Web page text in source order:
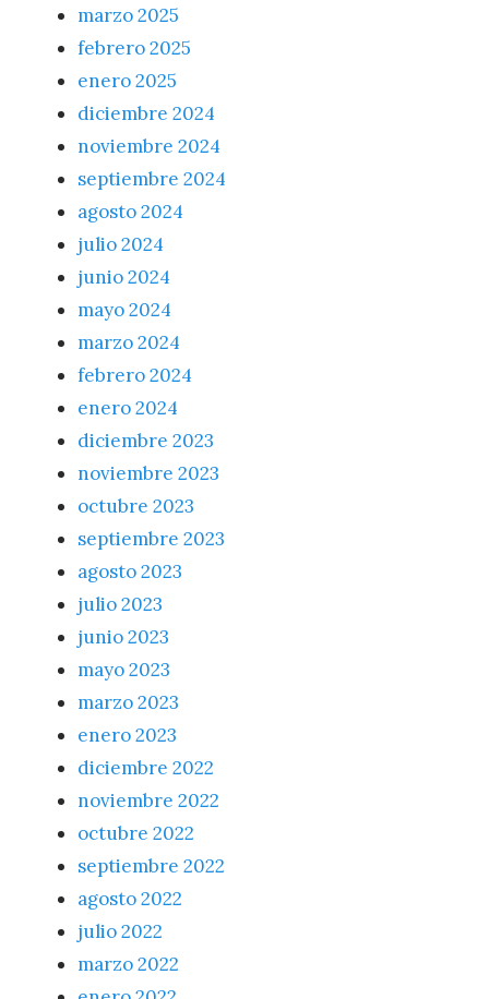
marzo 2025
febrero 2025
enero 2025
diciembre 2024
noviembre 2024
septiembre 2024
agosto 2024
julio 2024
junio 2024
mayo 2024
marzo 2024
febrero 2024
enero 2024
diciembre 2023
noviembre 2023
octubre 2023
septiembre 2023
agosto 2023
julio 2023
junio 2023
mayo 2023
marzo 2023
enero 2023
diciembre 2022
noviembre 2022
octubre 2022
septiembre 2022
agosto 2022
julio 2022
marzo 2022